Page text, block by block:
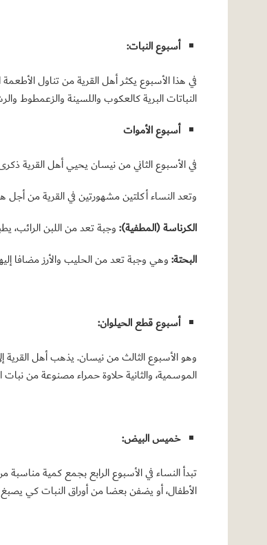
أسبوع النبات:
في هذا الأسبوع يكثر أهل القرية من تناول
النباتات البرية كالعكوب واللسينة والزعمطوط
أسبوع الأموات
في الأسبوع الثاني من نيسان يحيي أهل القرية
وتعد النساء أكلتين مشهورتين في القرية من أجل
الكرناسة (المطفية):وجبة تعد من اللبن الرائب،
البحتة:وهي وجبة تعد من الحليب والأرز مضافا
أسبوع قطع الحيلوان:
وهو الأسبوع الثالث من نيسان. يذهب أهل القرية
الموسمية، والثانية حلاوة حمراء مصنوعة من
خميس البيض:
تبدأ النساء في الأسبوع الرابع بجمع كمية
الأطفال، أو يضفن بعضا من أوراق النبات كي